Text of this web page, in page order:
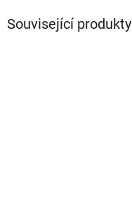
Související produkty